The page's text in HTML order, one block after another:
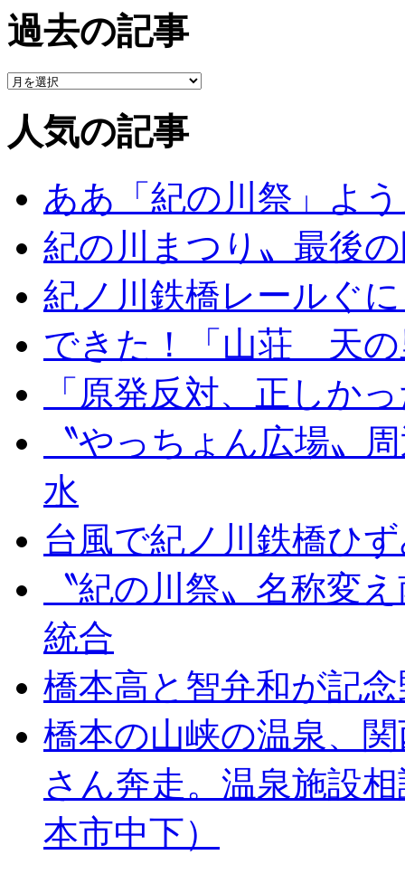
過去の記事
人気の記事
ああ「紀の川祭」よ
紀の川まつり〟最後
紀ノ川鉄橋レールぐ
できた！「山荘 天の
「原発反対、正しか
〝やっちょん広場〟
水
台風で紀ノ川鉄橋ひ
〝紀の川祭〟名称変
統合
橋本高と智弁和が記
橋本の山峡の温泉、
さん奔走。温泉施設
本市中下）